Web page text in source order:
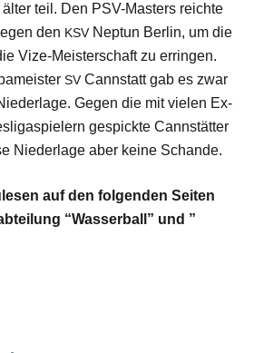
teil. Den PSV-Mas­ters reichte
den KSV Nep­tun Ber­lin, um die
Vize-Meis­ter­schaft zu errin­gen.
SV Cannstatt gab es zwar
Gegen die mit vie­len Ex-
gespickte Cann­stät­ter
Nie­der­lage aber keine Schande.
auf den fol­gen­den Sei­ten
“Was­ser­ball” und ”